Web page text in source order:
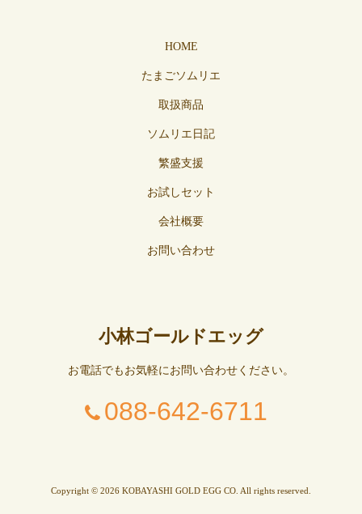
HOME
たまごソムリエ
取扱商品
ソムリエ日記
繁盛支援
お試しセット
会社概要
お問い合わせ
小林ゴールドエッグ
お電話でもお気軽にお問い合わせください。
088-642-6711
Copyright © 2026 KOBAYASHI GOLD EGG CO. All rights reserved.